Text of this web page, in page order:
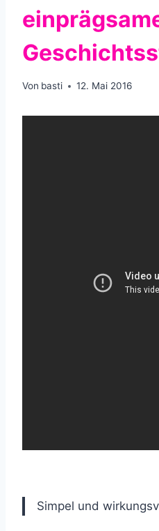
Von basti 12. Mai 2016
Simpel und